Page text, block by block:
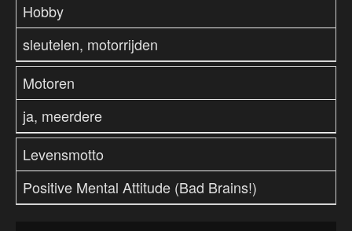
Hobby
sleutelen, motorrijden
Motoren
ja, meerdere
Levensmotto
Positive Mental Attitude (Bad Brains!)